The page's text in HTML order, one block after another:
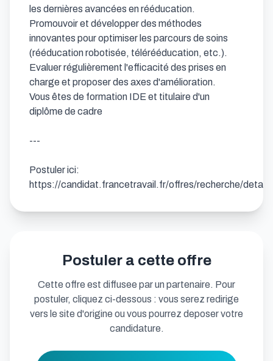
les dernières avancées en rééducation.
Promouvoir et développer des méthodes
innovantes pour optimiser les parcours de soins
(rééducation robotisée, télérééducation, etc.).
Evaluer régulièrement l'efficacité des prises en
charge et proposer des axes d'amélioration.
Vous êtes de formation IDE et titulaire d'un
diplôme de cadre
---
Postuler ici:
https://candidat.francetravail.fr/offres/recherche/detail/
Postuler a cette offre
Cette offre est diffusee par un partenaire. Pour
postuler, cliquez ci-dessous : vous serez redirige
vers le site d'origine ou vous pourrez deposer votre
candidature.